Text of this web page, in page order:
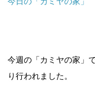
今週の「カミヤの家」
り行われました。